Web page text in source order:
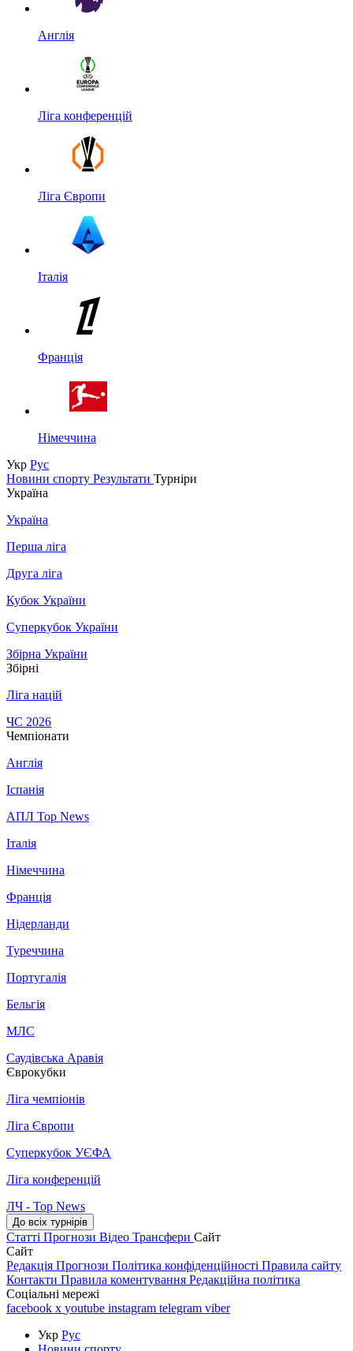
Англія
Ліга конференцій
Ліга Європи
Італія
Франція
Німеччина
Укр Рус
Новини спорту Результати Турніри
Україна
Україна
Перша ліга
Друга ліга
Кубок України
Суперкубок України
Збірна України
Збірні
Ліга націй
ЧС 2026
Чемпіонати
Англія
Іспанія
АПЛ Top News
Італія
Німеччина
Франція
Нідерланди
Туреччина
Португалія
Бельгія
МЛС
Саудівська Аравія
Єврокубки
Ліга чемпіонів
Ліга Європи
Суперкубок УЄФА
Ліга конференцій
ЛЧ - Top News
До всіх турнірів
Статті Прогнози Відео Трансфери Сайт
Сайт
Редакція Прогнози Політика конфіденційності Правила сайту
Контакти Правила коментування Редакційна політика
Соціальні мережі
facebook x youtube instagram telegram viber
Укр Рус